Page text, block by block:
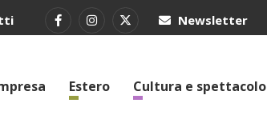
Newsletter
Estero Cultura e spettacolo